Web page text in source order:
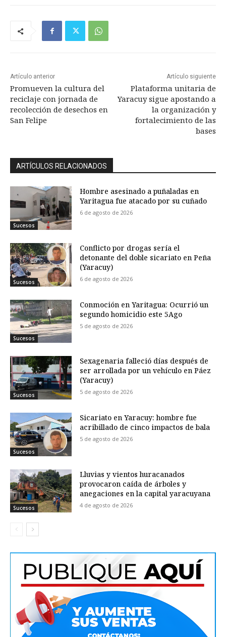
Artículo anterior
Promueven la cultura del
reciclaje con jornada de
recolección de desechos en
San Felipe
Artículo siguiente
Plataforma unitaria de
Yaracuy sigue apostando a
la organización y
fortalecimiento de las
bases
ARTÍCULOS RELACIONADOS
Sucesos
Hombre asesinado a puñaladas en
Yaritagua fue atacado por su cuñado
6 de agosto de 2026
Sucesos
Conflicto por drogas sería el
detonante del doble sicariato en Peña
(Yaracuy)
6 de agosto de 2026
Sucesos
Conmoción en Yaritagua: Ocurrió un
segundo homicidio este 5Ago
5 de agosto de 2026
Sucesos
Sexagenaria falleció días después de
ser arrollada por un vehículo en Páez
(Yaracuy)
5 de agosto de 2026
Sucesos
Sicariato en Yaracuy: hombre fue
acribillado de cinco impactos de bala
5 de agosto de 2026
Sucesos
Lluvias y vientos huracanados
provocaron caída de árboles y
anegaciones en la capital yaracuyana
4 de agosto de 2026